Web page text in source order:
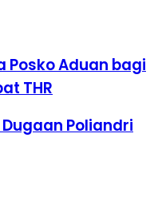
Posko Aduan bagi
THR
Poliandri